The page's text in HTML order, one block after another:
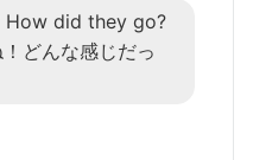
How did they go?
どんな感じだっ